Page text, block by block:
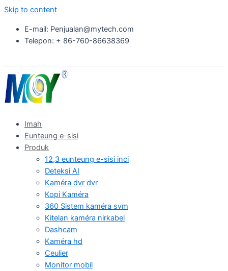
Skip to content
E-mail: Penjualan@mytech.com
Telepon: + 86-760-86638369
Imah
Eunteung e-sisi
Produk
12,3 eunteung e-sisi inci
Deteksi AI
Kaméra dvr dvr
Kopi Kaméra
360 Sistem kaméra svm
Kitelan kaméra nirkabel
Dashcam
Kaméra hd
Ceulier
Monitor mobil